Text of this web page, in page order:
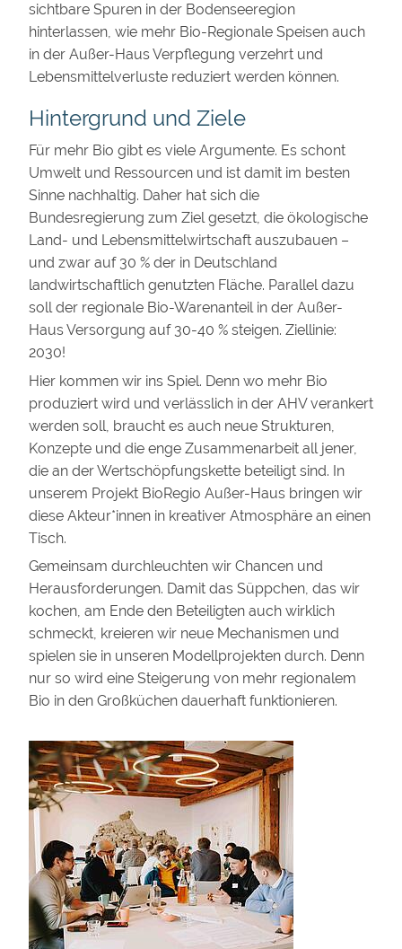
sichtbare Spuren in der Bodenseeregion
hinterlassen, wie mehr Bio-Regionale Speisen auch
in der Außer-Haus Verpflegung verzehrt und
Lebensmittelverluste reduziert werden können.
Hintergrund und Ziele
Für mehr Bio gibt es viele Argumente. Es schont
Umwelt und Ressourcen und ist damit im besten
Sinne nachhaltig. Daher hat sich die
Bundesregierung zum Ziel gesetzt, die ökologische
Land- und Lebensmittelwirtschaft auszubauen –
und zwar auf 30 % der in Deutschland
landwirtschaftlich genutzten Fläche. Parallel dazu
soll der regionale Bio-Warenanteil in der Außer-
Haus Versorgung auf 30-40 % steigen. Ziellinie:
2030!
Hier kommen wir ins Spiel. Denn wo mehr Bio
produziert wird und verlässlich in der AHV verankert
werden soll, braucht es auch neue Strukturen,
Konzepte und die enge Zusammenarbeit all jener,
die an der Wertschöpfungskette beteiligt sind. In
unserem Projekt BioRegio Außer-Haus bringen wir
diese Akteur*innen in kreativer Atmosphäre an einen
Tisch.
Gemeinsam durchleuchten wir Chancen und
Herausforderungen. Damit das Süppchen, das wir
kochen, am Ende den Beteiligten auch wirklich
schmeckt, kreieren wir neue Mechanismen und
spielen sie in unseren Modellprojekten durch. Denn
nur so wird eine Steigerung von mehr regionalem
Bio in den Großküchen dauerhaft funktionieren.